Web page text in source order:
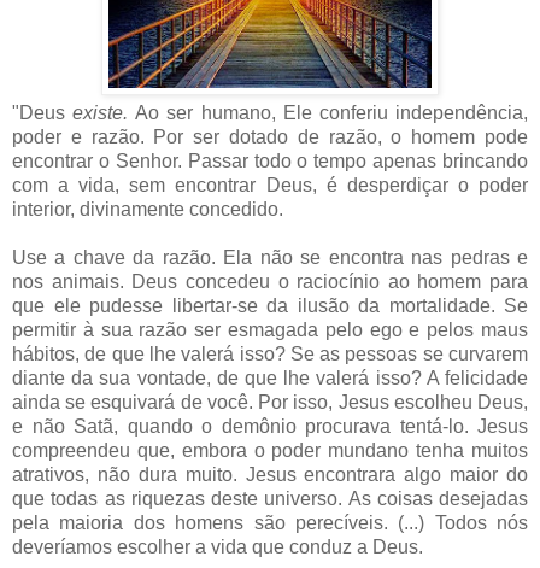
"Deusexiste.Ao ser humano, Ele conferiu independência,
poder e razão. Por ser dotado de razão, o homem pode
encontrar o Senhor. Passar todo o tempo apenas brincando
com a vida, sem encontrar Deus, é desperdiçar o poder
interior, divinamente concedido.
Use a chave da razão. Ela não se encontra nas pedras e
nos animais. Deus concedeu o raciocínio ao homem para
que ele pudesse libertar-se da ilusão da mortalidade. Se
permitir à sua razão ser esmagada pelo ego e pelos maus
hábitos, de que lhe valerá isso? Se as pessoas se curvarem
diante da sua vontade, de que lhe valerá isso? A felicidade
ainda se esquivará de você. Por isso, Jesus escolheu Deus,
e não Satã, quando o demônio procurava tentá-lo. Jesus
compreendeu que, embora o poder mundano tenha muitos
atrativos, não dura muito. Jesus encontrara algo maior do
que todas as riquezas deste universo. As coisas desejadas
pela maioria dos homens são perecíveis. (...) Todos nós
deveríamos escolher a vida que conduz a Deus.